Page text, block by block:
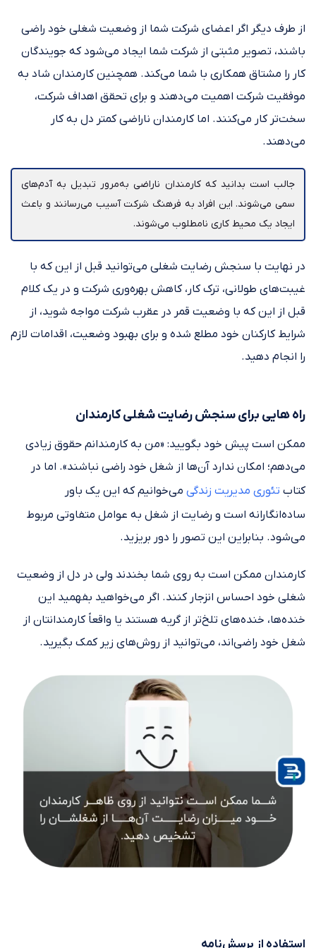
از طرف دیگر اگر اعضای شرکت شما از وضعیت شغلی خود راضی
باشند، تصویر مثبتی از شرکت شما ایجاد می‌شود که جویندگان
کار را مشتاق همکاری با شما می‌کند. همچنین کارمندان شاد به
موفقیت شرکت اهمیت می‌دهند و برای تحقق اهداف شرکت،
سخت‌تر کار می‌کنند. اما کارمندان ناراضی کمتر دل به کار
می‌دهند.
جالب است بدانید که کارمندان ناراضی به‌مرور تبدیل به آدم‌های
سمی می‌شوند. این افراد به فرهنگ شرکت آسیب می‌رسانند و باعث
ایجاد یک محیط کاری نامطلوب می‌شوند.
در نهایت با سنجش رضایت شغلی می‌توانید قبل از این که با
غیبت‌های طولانی، ترک کار، کاهش بهره‌وری شرکت و در یک کلام
قبل از این که با وضعیت قمر در عقرب شرکت مواجه شوید، از
شرایط کارکنان خود مطلع شده و برای بهبود وضعیت، اقدامات لازم
را انجام دهید.
راه‌ هایی برای سنجش رضایت شغلی کارمندان
ممکن است پیش خود بگویید: «من به کارمندانم حقوق زیادی
می‌دهم؛ امکان ندارد آن‌ها از شغل خود راضی نباشند». اما در
کتاب تئوری مدیریت زندگی می‌خوانیم که این یک باور
ساده‌انگارانه است و رضایت از شغل به عوامل متفاوتی مربوط
می‌شود. بنابراین این تصور را دور بریزید.
کارمندان ممکن است به روی شما بخندند ولی در دل از وضعیت
شغلی خود احساس انزجار کنند. اگر می‌خواهید بفهمید این
خنده‌ها، خنده‌های تلخ‌تر از گریه هستند یا واقعاً کارمندانتان از
شغل خود راضی‌اند، می‌توانید از روش‌های زیر کمک بگیرید.
استفاده از پرسش‌نامه